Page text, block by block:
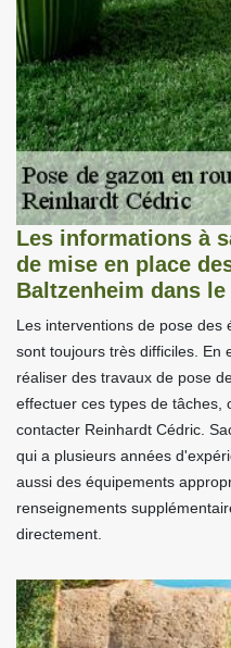
Les informations à
de mise en place
Baltzenheim dans
Les interventions de pose des
sont toujours très difficiles. En
réaliser des travaux de pose
effectuer ces types de tâches,
contacter Reinhardt Cédric.
qui a plusieurs années
aussi des équipements
renseignements
directement.